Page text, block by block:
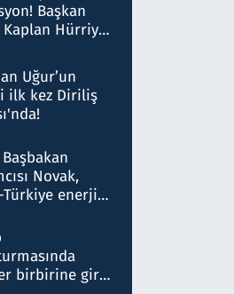
Başkan
Kaplan Hürriyet
Uğur’un
ilk kez Diriliş
Novak,
Türkiye enerji
olduğunu
birbirine girdi: